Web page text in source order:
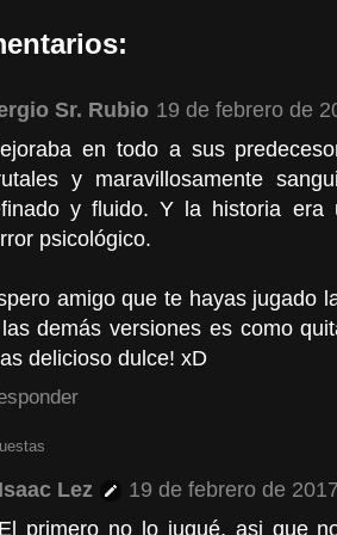
Sr. Rubio 19 de febrero de
en todo a sus
y maravillosamente
y fluido. Y la historia era
psicológico.
amigo que te hayas jugado
demás versiones es como
delicioso dulce! xD
Isaac Lez
19 de febrero de
El primero no lo jugué, asi que